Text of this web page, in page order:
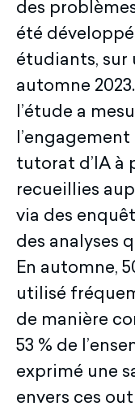
des
été
étudiants, sur
automne
l’étude a
tutorat d’IA à
recueillies
via des
des analyses
En automne,
utilisé
de manière
53 % de
exprimé une
envers ces